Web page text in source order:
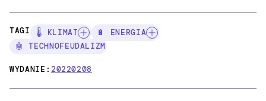
TAGI: 🌡️ KLIMAT
🔋 ENERGIA
🤖 TECHNOFEUDALIZM
WYDANIE:20220208